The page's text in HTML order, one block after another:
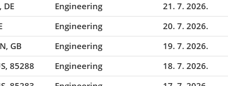
DE Engineering
21. 7. 2026.
Engineering
20. 7. 2026.
GB Engineering
19. 7. 2026.
85288 Engineering
18. 7. 2026.